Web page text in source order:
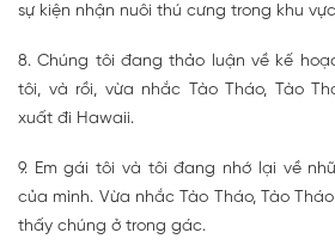
sự kiện nhận nuôi thú cưng trong khu
8. Chúng tôi đang thảo luận về kế
tôi, và rồi, vừa nhắc Tào Tháo, Tào
xuất đi Hawaii.
9. Em gái tôi và tôi đang nhớ lại về
của mình. Vừa nhắc Tào Tháo, Tào
thấy chúng ở trong gác.